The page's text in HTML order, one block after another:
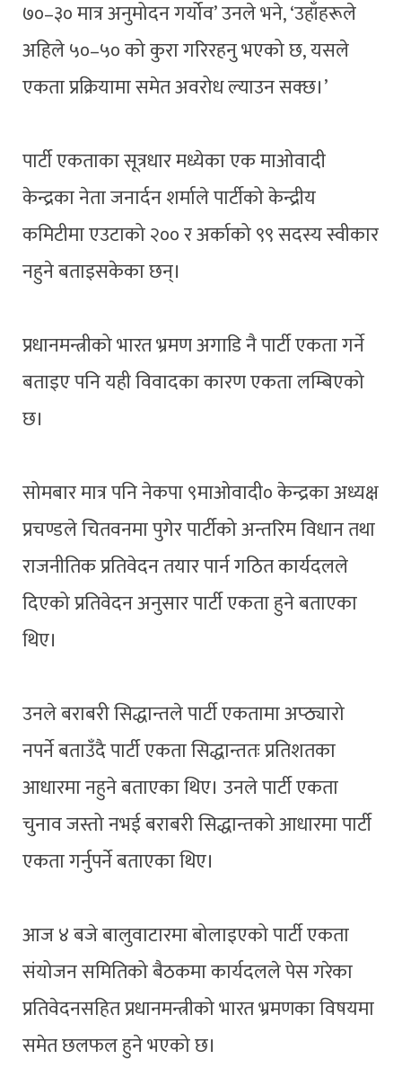
७०–३० मात्र अनुमोदन गर्योव’ उनले भने, ‘उहाँहरूले
अहिले ५०–५० को कुरा गरिरहनु भएको छ, यसले
एकता प्रक्रियामा समेत अवरोध ल्याउन सक्छ।’
पार्टी एकताका सूत्रधार मध्येका एक माओवादी
केन्द्रका नेता जनार्दन शर्माले पार्टीको केन्द्रीय
कमिटीमा एउटाको २०० र अर्काको ९९ सदस्य स्वीकार
नहुने बताइसकेका छन्।
प्रधानमन्त्रीको भारत भ्रमण अगाडि नै पार्टी एकता गर्ने
बताइए पनि यही विवादका कारण एकता लम्बिएको
छ।
सोमबार मात्र पनि नेकपा ९माओवादी० केन्द्रका अध्यक्ष
प्रचण्डले चितवनमा पुगेर पार्टीको अन्तरिम विधान तथा
राजनीतिक प्रतिवेदन तयार पार्न गठित कार्यदलले
दिएको प्रतिवेदन अनुसार पार्टी एकता हुने बताएका
थिए।
उनले बराबरी सिद्धान्तले पार्टी एकतामा अप्ठ्यारो
नपर्ने बताउँदै पार्टी एकता सिद्धान्ततः प्रतिशतका
आधारमा नहुने बताएका थिए। उनले पार्टी एकता
चुनाव जस्तो नभई बराबरी सिद्धान्तको आधारमा पार्टी
एकता गर्नुपर्ने बताएका थिए।
आज ४ बजे बालुवाटारमा बोलाइएको पार्टी एकता
संयोजन समितिको बैठकमा कार्यदलले पेस गरेका
प्रतिवेदनसहित प्रधानमन्त्रीको भारत भ्रमणका विषयमा
समेत छलफल हुने भएको छ।